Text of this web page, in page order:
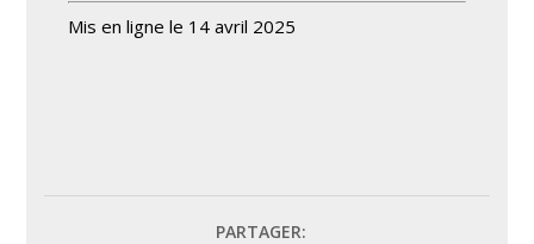
Mis en ligne le 14 avril 2025
PARTAGER: